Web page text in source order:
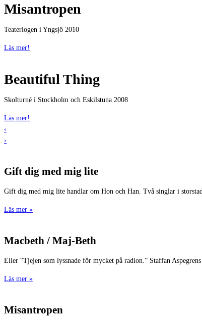
Misantropen
Teaterlogen i Yngsjö 2010
Läs mer!
Beautiful Thing
Skolturné i Stockholm och Eskilstuna 2008
Läs mer!
‹
›
Gift dig med mig lite
Gift dig med mig lite handlar om Hon och Han. Två singlar i
Läs mer »
Macbeth / Maj-Beth
Eller “Tjejen som lyssnade för mycket på radion.” Staffan
Läs mer »
Misantropen